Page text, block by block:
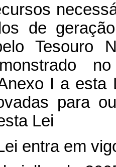
de
Tesouro
I a esta
para
Lei
entra em